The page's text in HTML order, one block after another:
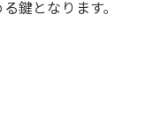
鍵となります。